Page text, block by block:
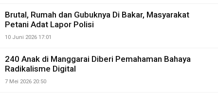
Brutal, Rumah dan Gubuknya Di Bakar, Masyarakat
Petani Adat Lapor Polisi
10 Juni 2026 17:01
240 Anak di Manggarai Diberi Pemahaman Bahaya
Radikalisme Digital
7 Mei 2026 20:50